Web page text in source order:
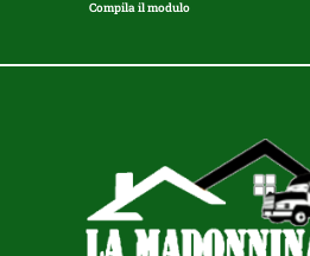
Compila il modulo